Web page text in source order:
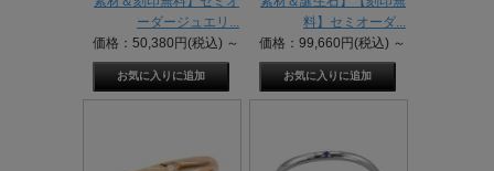
ーダージュエリ...
価格：50,380円(税込) ～
料】セミオーダ...
価格：99,660円(税込) ～